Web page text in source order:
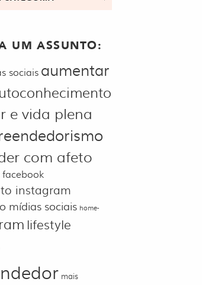
UM ASSUNTO:
sociais aumentar
e vida plena
com afeto
instagram
mídias sociais home-
lifestyle
mais